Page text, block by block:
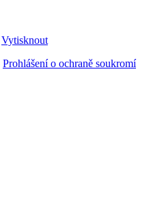
Vytisknout
Prohlášení o ochraně soukromí